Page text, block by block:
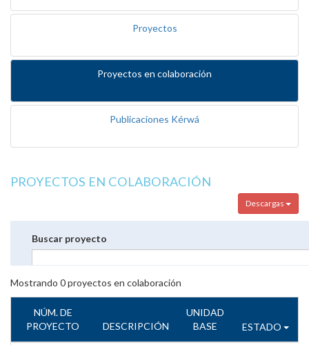
Proyectos
Proyectos en colaboración
Publicaciones Kérwá
PROYECTOS EN COLABORACIÓN
Descargas
Buscar proyecto
Mostrando 0proyectos en colaboración
NÚM. DE
PROYECTO
DESCRIPCIÓN
UNIDAD
BASE
ESTADO